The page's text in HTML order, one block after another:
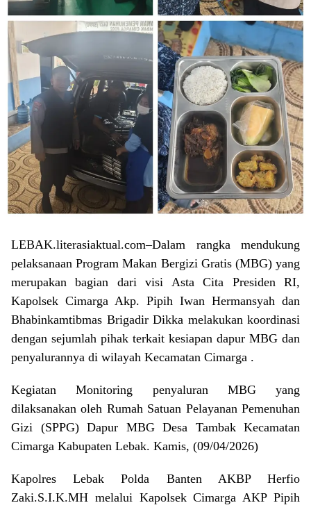
LEBAK.literasiaktual.com–Dalam rangka mendukung
pelaksanaan Program Makan Bergizi Gratis (MBG) yang
merupakan bagian dari visi Asta Cita Presiden RI,
Kapolsek Cimarga Akp. Pipih Iwan Hermansyah dan
Bhabinkamtibmas Brigadir Dikka melakukan koordinasi
dengan sejumlah pihak terkait kesiapan dapur MBG dan
penyalurannya di wilayah Kecamatan Cimarga .
Kegiatan Monitoring penyaluran MBG yang
dilaksanakan oleh Rumah Satuan Pelayanan Pemenuhan
Gizi (SPPG) Dapur MBG Desa Tambak Kecamatan
Cimarga Kabupaten Lebak. Kamis, (09/04/2026)
Kapolres Lebak Polda Banten AKBP Herfio
Zaki.S.I.K.MH melalui Kapolsek Cimarga AKP Pipih